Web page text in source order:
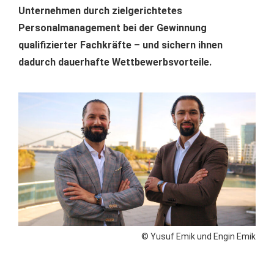
Unternehmen durch zielgerichtetes
Personalmanagement bei der Gewinnung
qualifizierter Fachkräfte – und sichern ihnen
dadurch dauerhafte Wettbewerbsvorteile.
© Yusuf Emik und Engin Emik